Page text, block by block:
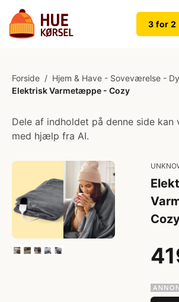
3 for 2
Forside / Hjem & Have - Soveværelse -
Elektrisk Varmetæppe - Cozy
Dele af indholdet på denne side
med hjælp fra AI.